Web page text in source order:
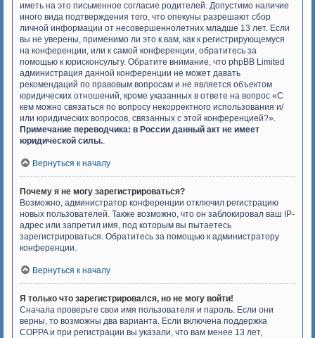
иметь на это письменное согласие родителей. Допустимо наличие
иного вида подтверждения того, что опекуны разрешают сбор
личной информации от несовершеннолетних младше 13 лет. Если
вы не уверены, применимо ли это к вам, как к регистрирующемуся
на конференции, или к самой конференции, обратитесь за
помощью к юрисконсульту. Обратите внимание, что phpBB Limited
администрация данной конференции не может давать
рекомендаций по правовым вопросам и не является объектом
юридических отношений, кроме указанных в ответе на вопрос «С
кем можно связаться по вопросу некорректного использования и/
или юридических вопросов, связанных с этой конференцией?».
Примечание переводчика: в России данный акт не имеет
юридической силы..
Вернуться к началу
Почему я не могу зарегистрироваться?
Возможно, администратор конференции отключил регистрацию
новых пользователей. Также возможно, что он заблокировал ваш IP-
адрес или запретил имя, под которым вы пытаетесь
зарегистрироваться. Обратитесь за помощью к администратору
конференции.
Вернуться к началу
Я только что зарегистрировался, но не могу войти!
Сначала проверьте свои имя пользователя и пароль. Если они
верны, то возможны два варианта. Если включена поддержка
COPPA и при регистрации вы указали, что вам менее 13 лет,